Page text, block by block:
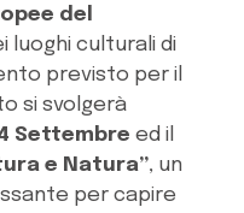
del
luoghi culturali di
previsto per il
si svolgerà
Settembre ed il
e Natura”, un
per capire